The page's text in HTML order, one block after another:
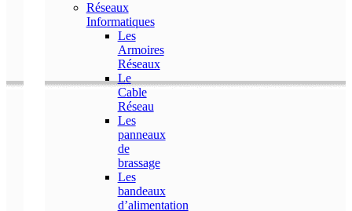
Réseaux
Informatiques
Les
Armoires
Réseaux
Le
Cable
Réseau
Les
panneaux
de
brassage
Les
bandeaux
d’alimentation